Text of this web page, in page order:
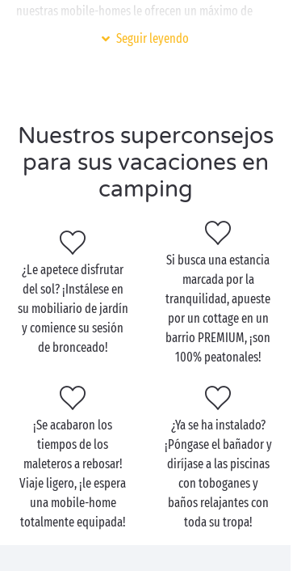
nuestras mobile-homes le ofrecen un máximo de
confort y de intimidad durante su estancia en
camping. Tras la puerta de su nueva casa de
al otro… Y, por si esto fuera poco, multitud de
espacios de almacenamiento. Durante sus vacaciones
en parejao contoda la familia, nuestros cottages le
ofrecen un amplio abanico de posibilidades:
capacidad para 2, 4, 6 o incluso 10 veraneantes, con
terraza integrada o sombreada, con sistema de
climatización o televisión… ¡Regálese la estancia de
sus sueños!
Y, para satisfacer a los campistas más exigentes,
descubra nuestra gama de cottagesPREMIUM. ¿La
guinda del pastel? Le facilitamos sábanas y toallas,
dispondrá de wifi gratuito y la limpieza de fin de
tendrá que concentrarse en lo fundamental:
Seguir leyendo
Nuestros superconsejos
para sus vacaciones en
camping
¿Le apetece disfrutar
del sol? ¡Instálese en
su mobiliario de jardín
y comience su sesión
de bronceado!
Si busca una estancia
marcada por la
tranquilidad, apueste
por un cottage en un
barrio PREMIUM, ¡son
100% peatonales!
¡Se acabaron los
tiempos de los
maleteros a rebosar!
Viaje ligero, ¡le espera
una mobile-home
totalmente equipada!
¿Ya se ha instalado?
¡Póngase el bañador y
diríjase a las piscinas
con toboganes y
baños relajantes con
toda su tropa!